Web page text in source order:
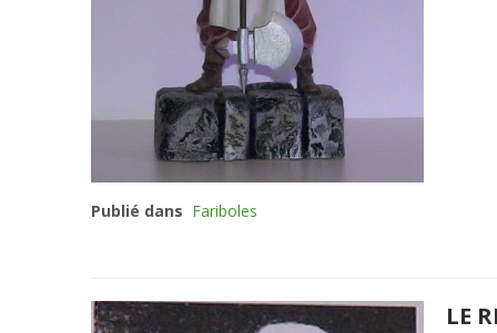
Publié dans Fariboles
LE